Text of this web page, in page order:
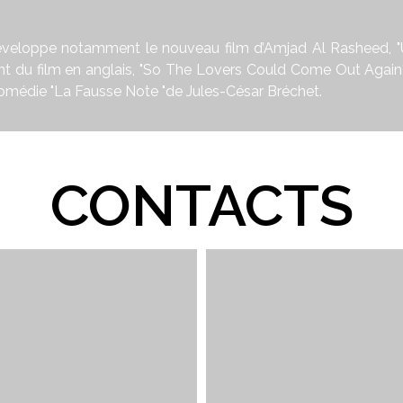
notamment le nouveau film d’Amjad Al Rasheed,
du film en anglais, "So The Lovers Could Come Out
"La Fausse Note "de Jules-César Bréchet.
CONTACTS